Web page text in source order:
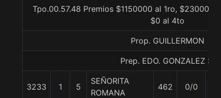
Tpo.00.57.48 Premios $1150000 al 1ro, $230000
$0 al 4to
Prop. GUILLERMON
Prep. EDO. GONZALEZ S.
3233 1 5
SEÑORITA
ROMANA
462 0/0